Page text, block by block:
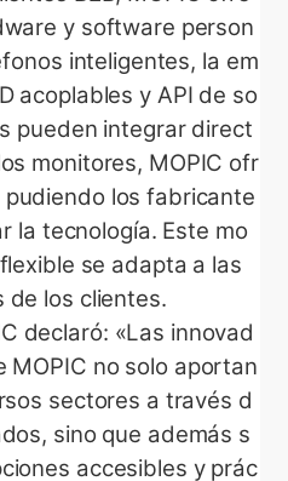
y software person
inteligentes, la em
acoplables y API de so
pueden integrar direct
monitores, MOPIC ofr
los fabricante
la tecnología. Este mo
se adapta a las
de los clientes.
declaró: «Las innovad
MOPIC no solo aportan
sectores a través d
sino que además s
accesibles y prác